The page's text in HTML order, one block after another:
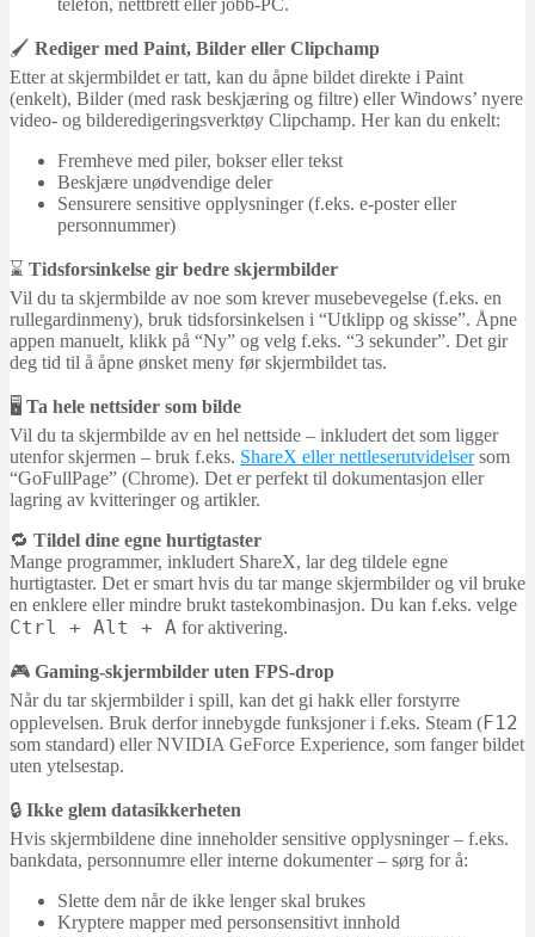
🖌️ Rediger med Paint, Bilder eller Clipchamp
Etter at skjermbildet er tatt, kan du åpne bildet direkte i Paint
(enkelt), Bilder (med rask beskjæring og filtre) eller Windows’ nyere
video- og bilderedigeringsverktøy Clipchamp. Her kan du enkelt:
Fremheve med piler, bokser eller tekst
Beskjære unødvendige deler
Sensurere sensitive opplysninger (f.eks. e-poster eller
personnummer)
⌛ Tidsforsinkelse gir bedre skjermbilder
Vil du ta skjermbilde av noe som krever musebevegelse (f.eks. en
rullegardinmeny), bruk tidsforsinkelsen i “Utklipp og skisse”. Åpne
appen manuelt, klikk på “Ny” og velg f.eks. “3 sekunder”. Det gir
deg tid til å åpne ønsket meny før skjermbildet tas.
🖥️ Ta hele nettsider som bilde
Vil du ta skjermbilde av en hel nettside – inkludert det som ligger
utenfor skjermen – bruk f.eks. ShareX eller nettleserutvidelsersom
“GoFullPage” (Chrome). Det er perfekt til dokumentasjon eller
lagring av kvitteringer og artikler.
🔁 Tildel dine egne hurtigtaster
Mange programmer, inkludert ShareX, lar deg tildele egne
hurtigtaster. Det er smart hvis du tar mange skjermbilder og vil bruke
en enklere eller mindre brukt tastekombinasjon. Du kan f.eks. velge
Ctrl + Alt + A for aktivering.
🎮 Gaming-skjermbilder uten FPS-drop
Når du tar skjermbilder i spill, kan det gi hakk eller forstyrre
opplevelsen. Bruk derfor innebygde funksjoner i f.eks. Steam (F12
som standard) eller NVIDIA GeForce Experience, som fanger bildet
uten ytelsestap.
🔒 Ikke glem datasikkerheten
Hvis skjermbildene dine inneholder sensitive opplysninger – f.eks.
bankdata, personnumre eller interne dokumenter – sørg for å:
Slette dem når de ikke lenger skal brukes
Kryptere mapper med personsensitivt innhold